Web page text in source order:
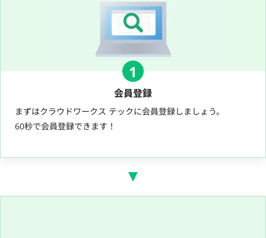
1
会員登録
まずはクラウドワークス テックに会員登録しましょう。
60秒で会員登録できます！